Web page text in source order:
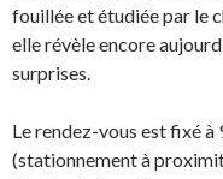
fouillée et étudiée par le
elle révèle encore
surprises.
Le rendez-vous est fixé à
(stationnement à